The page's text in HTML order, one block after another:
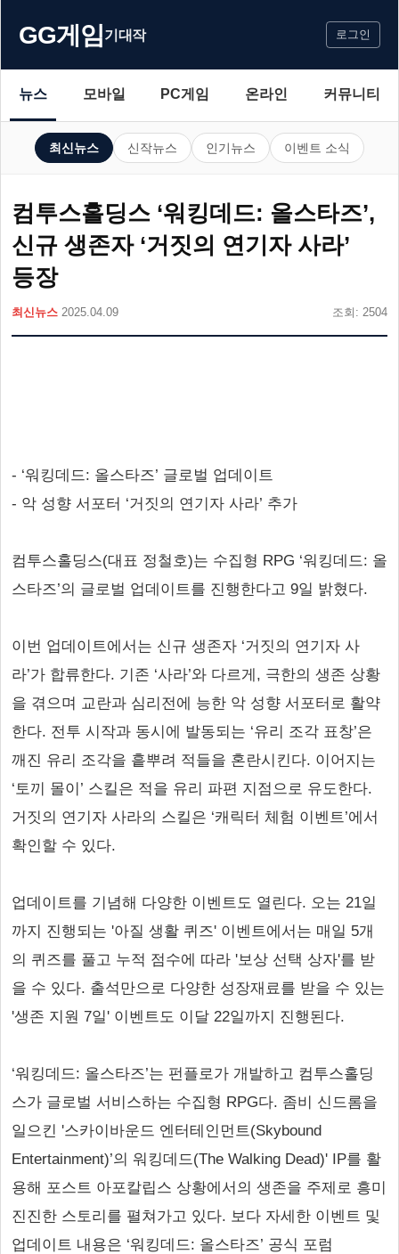
GG게임기대작 로그인
뉴스 모바일 PC게임 온라인 커뮤니티
최신뉴스 신작뉴스 인기뉴스 이벤트 소식
컴투스홀딩스 ‘워킹데드: 올스타즈’,
신규 생존자 ‘거짓의 연기자 사라’
등장
최신뉴스 2025.04.09 조회: 2504
- ‘워킹데드: 올스타즈’ 글로벌 업데이트
- 악 성향 서포터 ‘거짓의 연기자 사라’ 추가
컴투스홀딩스(대표 정철호)는 수집형 RPG ‘워킹데드: 올
스타즈’의 글로벌 업데이트를 진행한다고 9일 밝혔다.
이번 업데이트에서는 신규 생존자 ‘거짓의 연기자 사
라’가 합류한다. 기존 ‘사라’와 다르게, 극한의 생존 상황
을 겪으며 교란과 심리전에 능한 악 성향 서포터로 활약
한다. 전투 시작과 동시에 발동되는 ‘유리 조각 표창’은
깨진 유리 조각을 흩뿌려 적들을 혼란시킨다. 이어지는
‘토끼 몰이’ 스킬은 적을 유리 파편 지점으로 유도한다.
거짓의 연기자 사라의 스킬은 ‘캐릭터 체험 이벤트’에서
확인할 수 있다.
업데이트를 기념해 다양한 이벤트도 열린다. 오는 21일
까지 진행되는 '아질 생활 퀴즈' 이벤트에서는 매일 5개
의 퀴즈를 풀고 누적 점수에 따라 '보상 선택 상자'를 받
을 수 있다. 출석만으로 다양한 성장재료를 받을 수 있는
'생존 지원 7일' 이벤트도 이달 22일까지 진행된다.
‘워킹데드: 올스타즈’는 펀플로가 개발하고 컴투스홀딩
스가 글로벌 서비스하는 수집형 RPG다. 좀비 신드롬을
일으킨 '스카이바운드 엔터테인먼트(Skybound
Entertainment)’의 워킹데드(The Walking Dead)' IP를 활
용해 포스트 아포칼립스 상황에서의 생존을 주제로 흥미
진진한 스토리를 펼쳐가고 있다. 보다 자세한 이벤트 및
업데이트 내용은 ‘워킹데드: 올스타즈’ 공식 포럼